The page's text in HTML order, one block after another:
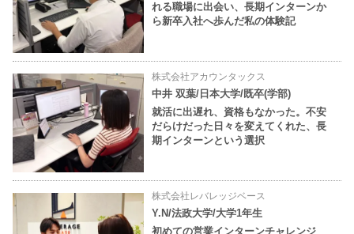
れる職場に出会い、長期インターンか
ら新卒入社へ歩んだ私の体験記
株式会社アカウンタックス
中井 双葉/日本大学/既卒(学部)
就活に出遅れ、資格もなかった。不安
だらけだった日々を変えてくれた、長
期インターンという選択
株式会社レバレッジベース
Y.N/法政大学/大学1年生
初めての営業インターンチャレンジ